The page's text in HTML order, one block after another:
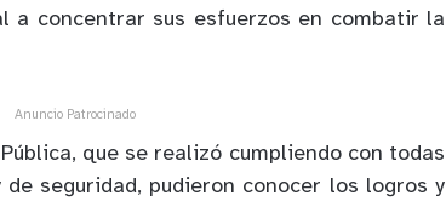
a concentrar sus esfuerzos en combatir la
Anuncio Patrocinado
que se realizó cumpliendo con todas
seguridad, pudieron conocer los logros y